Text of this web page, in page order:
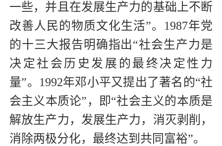
一些，并且在发展生产力的基础上不断
改善人民的物质文化生活”。1987年党
的十三大报告明确指出“社会生产力是
决定社会历史发展的最终决定性力
量”。1992年邓小平又提出了著名的“社
会主义本质论”，即“社会主义的本质是
解放生产力，发展生产力，消灭剥削，
消除两极分化，最终达到共同富裕”。